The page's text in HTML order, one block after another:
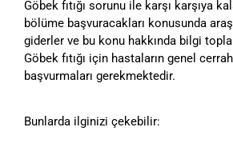
Göbek fıtığı sorunu ile karşı karşıya
bölüme başvuracakları konusunda
giderler ve bu konu hakkında bilgi
Göbek fıtığı için hastaların genel
başvurmaları gerekmektedir.
Bunlarda ilginizi çekebilir: